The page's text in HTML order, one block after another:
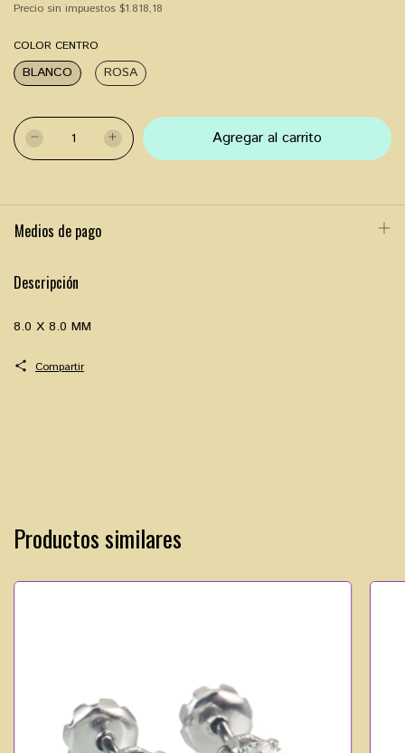
Precio sin impuestos $1.818,18
COLOR CENTRO
BLANCO ROSA
Medios de pago
Descripción
8.0 X 8.0 MM
Compartir
Productos similares